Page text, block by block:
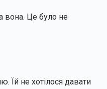
вона. Це було не
Їй не хотілося давати